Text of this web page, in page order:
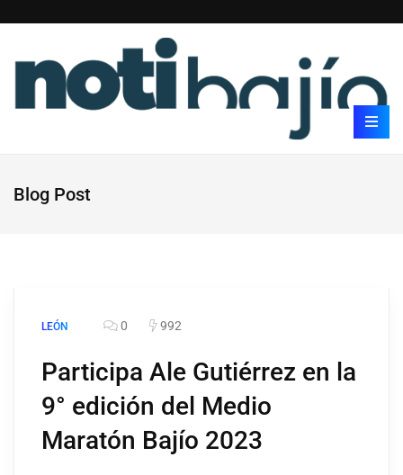
Blog Post
LEÓN 0 992
Participa Ale Gutiérrez en la
9° edición del Medio
Maratón Bajío 2023